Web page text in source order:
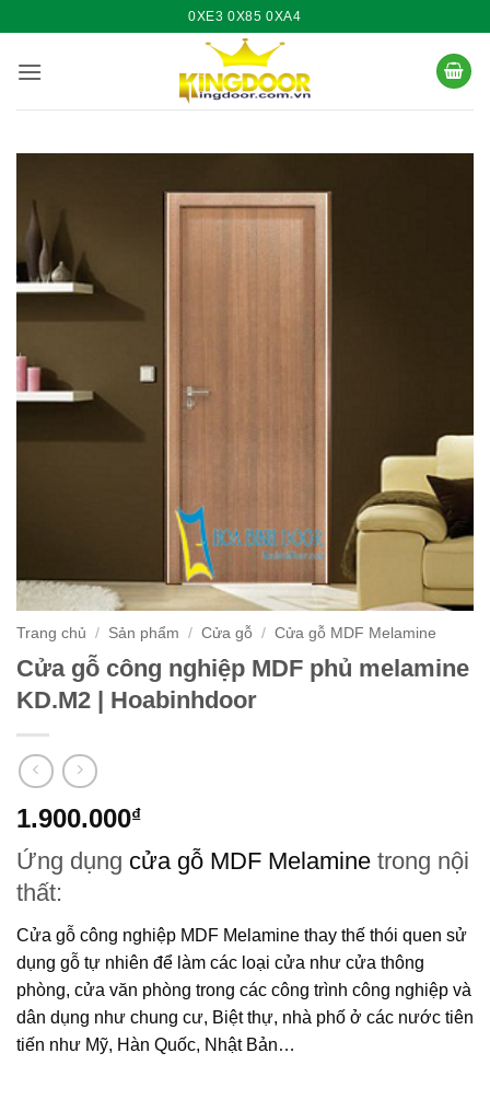
nội
0XE3 0X85 0XA4
Trang chủ / Sản phẩm / Cửa gỗ / Cửa gỗ MDF Melamine
Cửa gỗ công nghiệp MDF phủ melamine
KD.M2 | Hoabinhdoor
1.900.000₫
Ứng dụng cửa gỗ MDF Melamine trong nội
thất:
Cửa gỗ công nghiệp MDF Melamine thay thế thói quen sử
dụng gỗ tự nhiên để làm các loại cửa như cửa thông
phòng, cửa văn phòng trong các công trình công nghiệp và
dân dụng như chung cư, Biệt thự, nhà phố ở các nước tiên
tiến như Mỹ, Hàn Quốc, Nhật Bản…